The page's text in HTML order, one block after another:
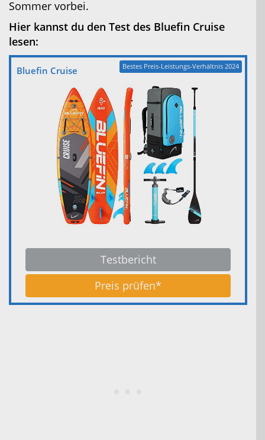
Sommer vorbei.
Hier kannst du den Test des Bluefin Cruise
lesen:
Bestes Preis-Leistungs-Verhältnis 2024
Bluefin Cruise
Testbericht
Preis prüfen*